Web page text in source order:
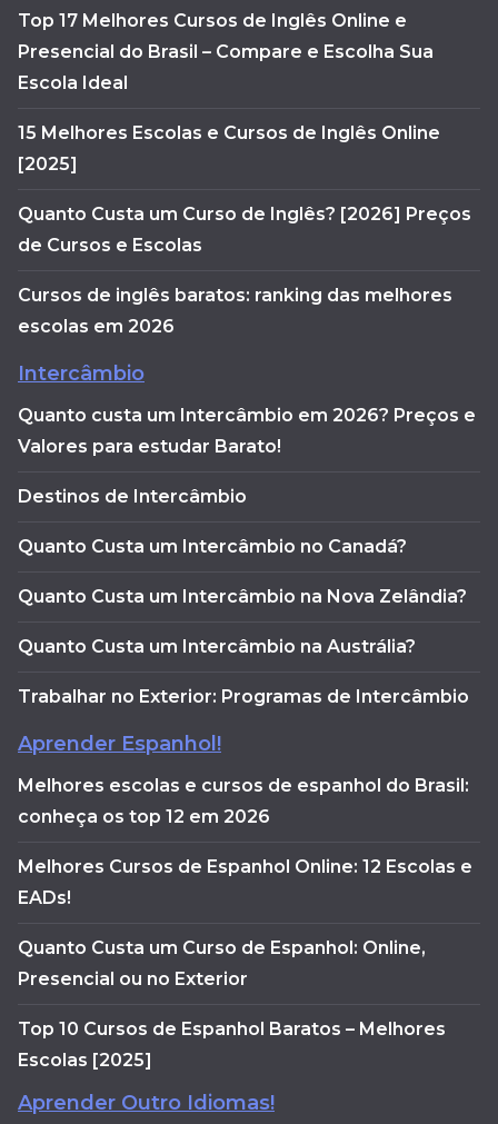
Top 17 Melhores Cursos de Inglês Online e
Presencial do Brasil – Compare e Escolha Sua
Escola Ideal
15 Melhores Escolas e Cursos de Inglês Online
[2025]
Quanto Custa um Curso de Inglês? [2026] Preços
de Cursos e Escolas
Cursos de inglês baratos: ranking das melhores
escolas em 2026
Intercâmbio
Quanto custa um Intercâmbio em 2026? Preços e
Valores para estudar Barato!
Destinos de Intercâmbio
Quanto Custa um Intercâmbio no Canadá?
Quanto Custa um Intercâmbio na Nova Zelândia?
Quanto Custa um Intercâmbio na Austrália?
Trabalhar no Exterior: Programas de Intercâmbio
Aprender Espanhol!
Melhores escolas e cursos de espanhol do Brasil:
conheça os top 12 em 2026
Melhores Cursos de Espanhol Online: 12 Escolas e
EADs!
Quanto Custa um Curso de Espanhol: Online,
Presencial ou no Exterior
Top 10 Cursos de Espanhol Baratos – Melhores
Escolas [2025]
Aprender Outro Idiomas!